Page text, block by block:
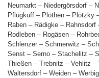
Neumarkt – Niedergörsdorf –
Pflügkuff – Plöthen – Plötzky
Raben – Rädigke –
Rodleben – Rogäsen –
Schlenzer – Schmerwitz –
Senst – Serno – Stachelitz –
Thießen – Trebnitz – Vehlitz
Waltersdorf – Weiden –